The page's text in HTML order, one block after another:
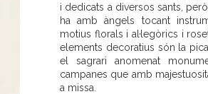
i dedicats a diversos sants,
ha amb àngels tocant
motius florals i al·legòrics i
elements decoratius són la pica
el sagrari anomenat
campanes que amb
a missa.